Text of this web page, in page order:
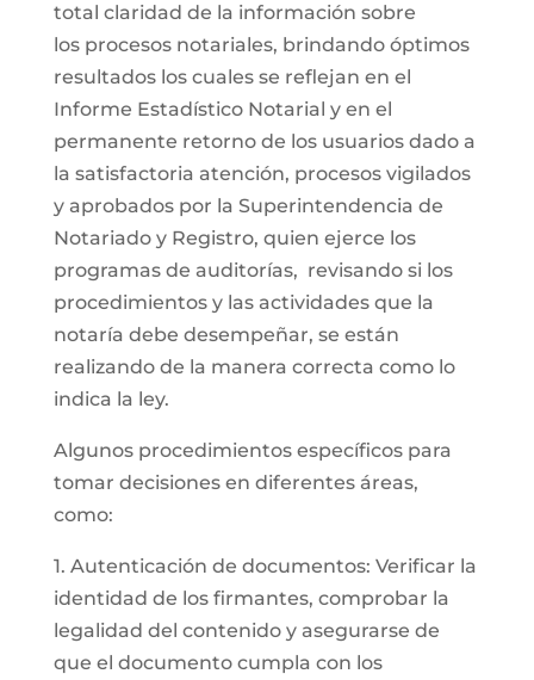
total claridad de la información sobre
los procesos notariales, brindando óptimos
resultados los cuales se reflejan en el
Informe Estadístico Notarial y en el
permanente retorno de los usuarios dado a
la satisfactoria atención, procesos vigilados
y aprobados por la Superintendencia de
Notariado y Registro, quien ejerce los
programas de auditorías, revisando si los
procedimientos y las actividades que la
notaría debe desempeñar, se están
realizando de la manera correcta como lo
indica la ley.
Algunos procedimientos específicos para
tomar decisiones en diferentes áreas,
como:
1. Autenticación de documentos: Verificar la
identidad de los firmantes, comprobar la
legalidad del contenido y asegurarse de
que el documento cumpla con los